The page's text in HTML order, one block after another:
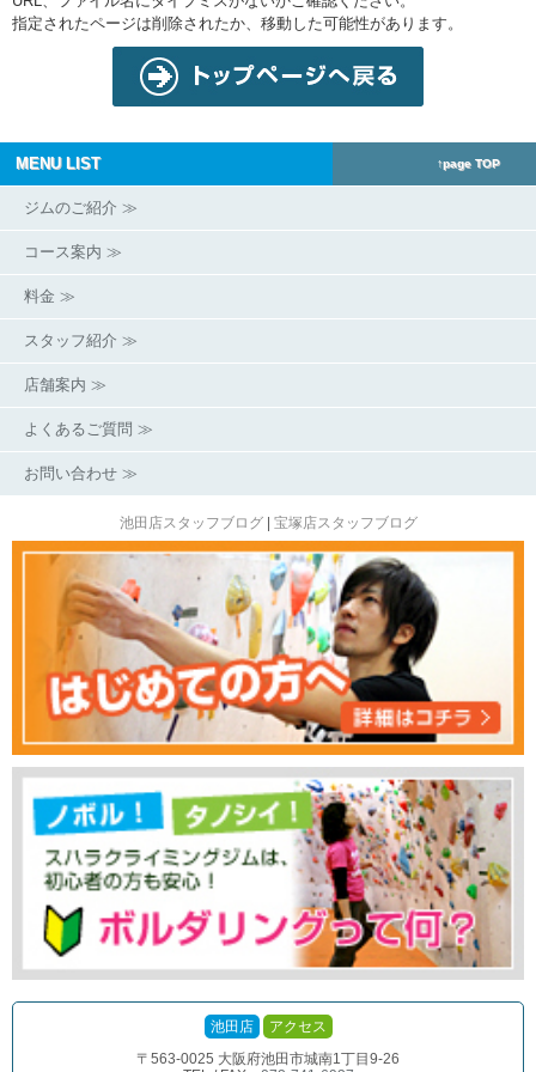
指定されたページは削除されたか、移動した可能性があります。
MENU LIST ↑page TOP
ジムのご紹介 ≫
コース案内 ≫
料金 ≫
スタッフ紹介 ≫
店舗案内 ≫
よくあるご質問 ≫
お問い合わせ ≫
池田店スタッフブログ| 宝塚店スタッフブログ
池田店
アクセス
〒563-0025 大阪府池田市城南1丁目9-26